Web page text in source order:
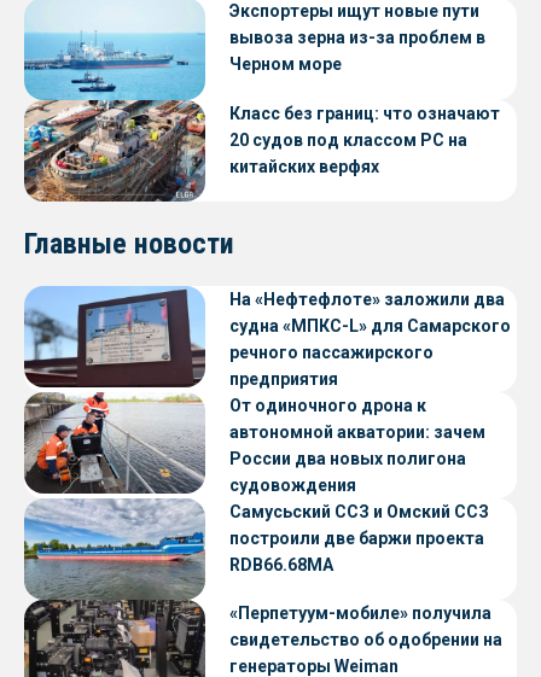
Экспортеры ищут новые пути
вывоза зерна из-за проблем в
Черном море
Класс без границ: что означают
20 судов под классом РС на
китайских верфях
Главные новости
На «Нефтефлоте» заложили два
судна «МПКС-L» для Самарского
речного пассажирского
предприятия
От одиночного дрона к
автономной акватории: зачем
России два новых полигона
судовождения
Самусьский ССЗ и Омский ССЗ
построили две баржи проекта
RDB66.68МА
«Перпетуум-мобиле» получила
свидетельство об одобрении на
генераторы Weiman